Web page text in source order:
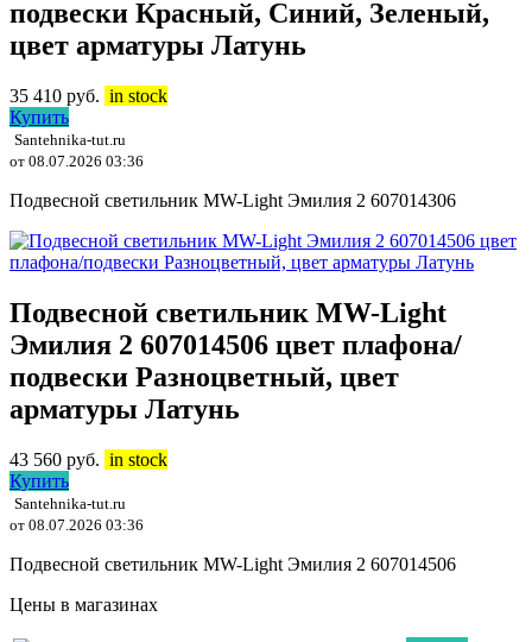
подвески Красный, Синий, Зеленый,
цвет арматуры Латунь
35 410 руб. in stock
Купить
Santehnika-tut.ru
от 08.07.2026 03:36
Подвесной светильник MW-Light Эмилия 2 607014306
Подвесной светильник MW-Light
Эмилия 2 607014506 цвет плафона/
подвески Разноцветный, цвет
арматуры Латунь
43 560 руб. in stock
Купить
Santehnika-tut.ru
от 08.07.2026 03:36
Подвесной светильник MW-Light Эмилия 2 607014506
Цены в магазинах